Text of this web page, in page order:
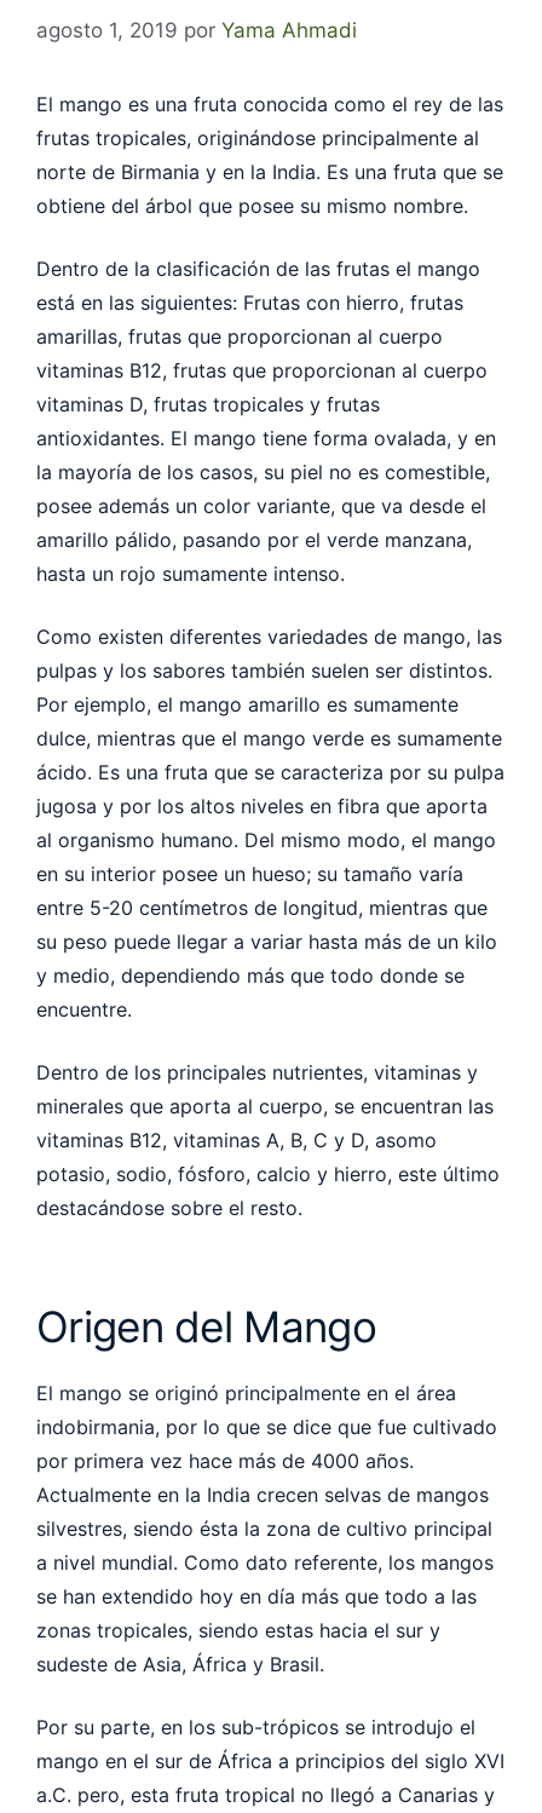
agosto 1, 2019 por Yama Ahmadi
El mango es una fruta conocida como el rey de las
frutas tropicales, originándose principalmente al
norte de Birmania y en la India. Es una fruta que se
obtiene del árbol que posee su mismo nombre.
Dentro de la clasificación de las frutas el mango
está en las siguientes: Frutas con hierro, frutas
amarillas, frutas que proporcionan al cuerpo
vitaminas B12, frutas que proporcionan al cuerpo
vitaminas D, frutas tropicales y frutas
antioxidantes. El mango tiene forma ovalada, y en
la mayoría de los casos, su piel no es comestible,
posee además un color variante, que va desde el
amarillo pálido, pasando por el verde manzana,
hasta un rojo sumamente intenso.
Como existen diferentes variedades de mango, las
pulpas y los sabores también suelen ser distintos.
Por ejemplo, el mango amarillo es sumamente
dulce, mientras que el mango verde es sumamente
ácido. Es una fruta que se caracteriza por su pulpa
jugosa y por los altos niveles en fibra que aporta
al organismo humano. Del mismo modo, el mango
en su interior posee un hueso; su tamaño varía
entre 5-20 centímetros de longitud, mientras que
su peso puede llegar a variar hasta más de un kilo
y medio, dependiendo más que todo donde se
encuentre.
Dentro de los principales nutrientes, vitaminas y
minerales que aporta al cuerpo, se encuentran las
vitaminas B12, vitaminas A, B, C y D, asomo
potasio, sodio, fósforo, calcio y hierro, este último
destacándose sobre el resto.
Origen del Mango
El mango se originó principalmente en el área
indobirmania, por lo que se dice que fue cultivado
por primera vez hace más de 4000 años.
Actualmente en la India crecen selvas de mangos
silvestres, siendo ésta la zona de cultivo principal
a nivel mundial. Como dato referente, los mangos
se han extendido hoy en día más que todo a las
zonas tropicales, siendo estas hacia el sur y
sudeste de Asia, África y Brasil.
Por su parte, en los sub-trópicos se introdujo el
mango en el sur de África a principios del siglo XVI
a.C. pero, esta fruta tropical no llegó a Canarias y